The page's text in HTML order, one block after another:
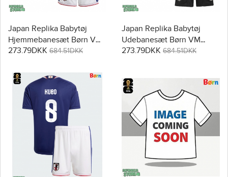
Japan Replika Babytøj
Hjemmebanesæt Børn VM
2026 Kortærmet (+ Korte
273.79DKK 684.51DKK
Japan Replika Babytøj
Udebanesæt Børn VM
2026 Kortærmet (+ Korte
273.79DKK 684.51DKK